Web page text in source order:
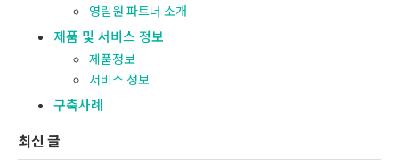
영림원 파트너 소개
제품 및 서비스 정보
제품정보
서비스 정보
구축사례
최신 글